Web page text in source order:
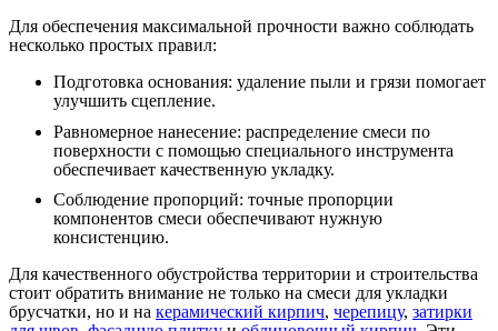
Для обеспечения максимальной прочности важно соблюдать
несколько простых правил:
Подготовка основания: удаление пыли и грязи помогает
улучшить сцепление.
Равномерное нанесение: распределение смеси по
поверхности с помощью специального инструмента
обеспечивает качественную укладку.
Соблюдение пропорций: точные пропорции
компонентов смеси обеспечивают нужную
консистенцию.
Для качественного обустройства территории и строительства
стоит обратить внимание не только на смеси для укладки
брусчатки, но и на керамический кирпич, черепицу, затирки